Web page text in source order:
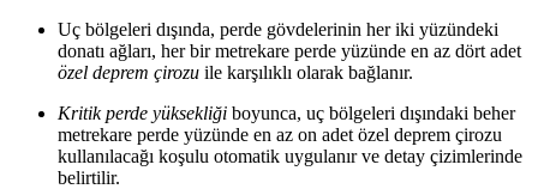
Uç bölgeleri dışında, perde gövdelerinin her iki yüzündeki
donatı ağları, her bir metrekare perde yüzünde en az dört adet
özel deprem çirozu ile karşılıklı olarak bağlanır.
Kritik perde yüksekliği boyunca, uç bölgeleri dışındaki beher
metrekare perde yüzünde en az on adet özel deprem çirozu
kullanılacağı koşulu otomatik uygulanır ve detay çizimlerinde
belirtilir.